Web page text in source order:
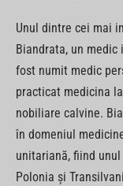
Unul dintre cei mai
Biandrata, un
fost numit medic
practicat medicina
nobiliare calvine.
în domeniul
unitariană, fiind
Polonia și